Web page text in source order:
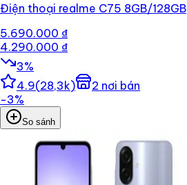
Điện thoại realme C75 8GB/128GB
5.690.000 ₫
4.290.000 ₫
3%
4.9(28,3k) 2 nơi bán
−3%
So sánh